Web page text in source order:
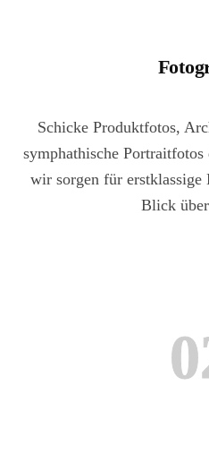
Schicke Produktfotos,
symphathische
wir sorgen für erstklassige
Blick